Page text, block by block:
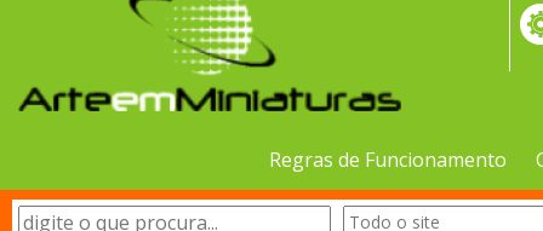
Regras de Funcionamento